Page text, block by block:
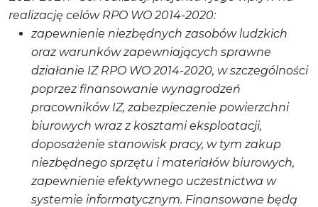
realizację celów RPO WO 2014-2020:
zapewnienie niezbędnych zasobów ludzkich
oraz warunków zapewniających sprawne
działanie IZ RPO WO 2014-2020, w szczególności
poprzez finansowanie wynagrodzeń
pracowników IZ, zabezpieczenie powierzchni
biurowych wraz z kosztami eksploatacji,
doposażenie stanowisk pracy, w tym zakup
niezbędnego sprzętu i materiałów biurowych,
zapewnienie efektywnego uczestnictwa w
systemie informatycznym. Finansowane będą